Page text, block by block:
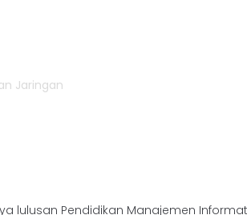
Jaringan
lulusan Pendidikan Manajemen